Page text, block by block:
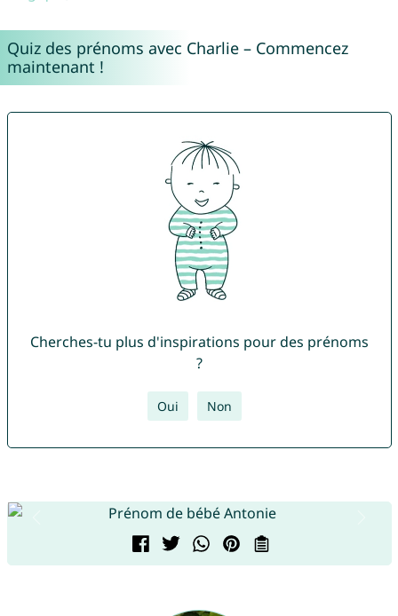
Quiz des prénoms avec Charlie – Commencez
maintenant !
Cherches-tu plus d'inspirations pour des prénoms
?
Oui Non